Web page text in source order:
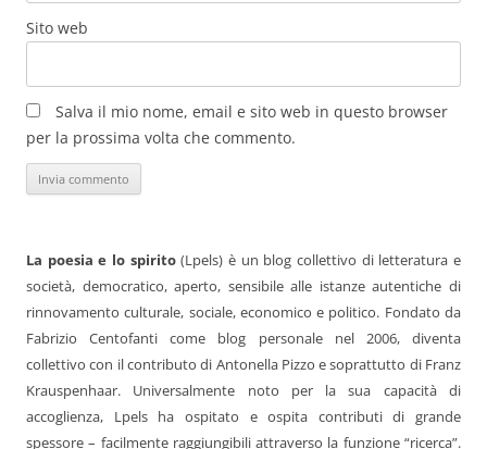
Sito web
Salva il mio nome, email e sito web in questo browser
per la prossima volta che commento.
La poesia e lo spirito(Lpels) è un blog collettivo di letteratura e
società, democratico, aperto, sensibile alle istanze autentiche di
rinnovamento culturale, sociale, economico e politico. Fondato da
Fabrizio Centofanti come blog personale nel 2006, diventa
collettivo con il contributo di Antonella Pizzo e soprattutto di Franz
Krauspenhaar. Universalmente noto per la sua capacità di
accoglienza, Lpels ha ospitato e ospita contributi di grande
spessore – facilmente raggiungibili attraverso la funzione “ricerca”.